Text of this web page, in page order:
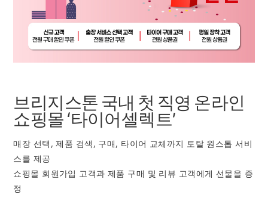
브리지스톤 국내 첫 직영 온라인
쇼핑몰 ‘타이어셀렉트’
매장 선택, 제품 검색, 구매, 타이어 교체까지 토탈 원스톱 서비
스를 제공
쇼핑몰 회원가입 고객과 제품 구매 및 리뷰 고객에게 선물을 증
정